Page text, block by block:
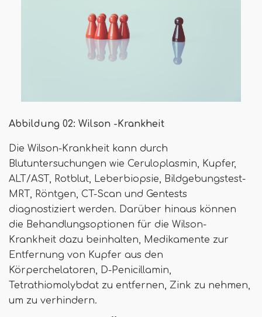
Abbildung 02: Wilson -Krankheit
Die Wilson-Krankheit kann durch
Blutuntersuchungen wie Ceruloplasmin, Kupfer,
ALT/AST, Rotblut, Leberbiopsie, Bildgebungstest-
MRT, Röntgen, CT-Scan und Gentests
diagnostiziert werden. Darüber hinaus können
die Behandlungsoptionen für die Wilson-
Krankheit dazu beinhalten, Medikamente zur
Entfernung von Kupfer aus den
Körperchelatoren, D-Penicillamin,
Tetrathiomolybdat zu entfernen, Zink zu nehmen,
um zu verhindern.